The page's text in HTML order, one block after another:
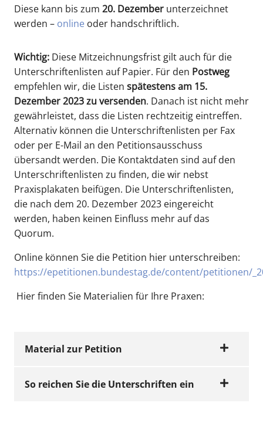
Diese kann bis zum 20. Dezember unterzeichnet
werden – online oder handschriftlich.
Wichtig: Diese Mitzeichnungsfrist gilt auch für die
Unterschriftenlisten auf Papier. Für den Postweg
empfehlen wir, die Listen spätestens am 15.
Dezember 2023 zu versenden. Danach ist nicht mehr
gewährleistet, dass die Listen rechtzeitig eintreffen.
Alternativ können die Unterschriftenlisten per Fax
oder per E-Mail an den Petitionsausschuss
übersandt werden. Die Kontaktdaten sind auf den
Unterschriftenlisten zu finden, die wir nebst
Praxisplakaten beifügen. Die Unterschriftenlisten,
die nach dem 20. Dezember 2023 eingereicht
werden, haben keinen Einfluss mehr auf das
Quorum.
Online können Sie die Petition hier unterschreiben:
https://epetitionen.bundestag.de/content/petitionen/
Hier finden Sie Materialien für Ihre Praxen:
Material zur Petition
So reichen Sie die Unterschriften ein